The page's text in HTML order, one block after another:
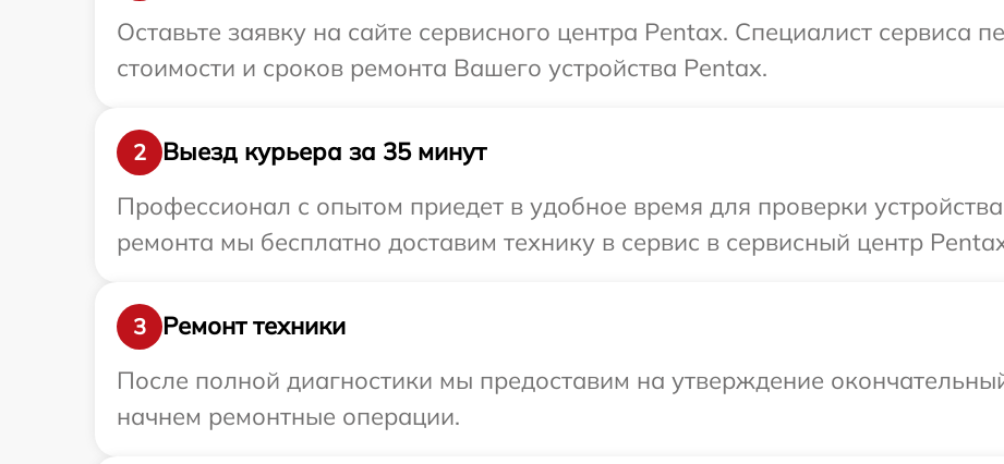
Оставьте заявку на сайте сервисного центра Pentax. Специалист сервиса
стоимости и сроков ремонта Вашего устройства Pentax.
2
Выезд курьера за 35 минут
Профессионал с опытом приедет в удобное время для проверки
ремонта мы бесплатно доставим технику в сервис в сервисный центр
3
Ремонт техники
После полной диагностики мы предоставим на утверждение
начнем ремонтные операции.